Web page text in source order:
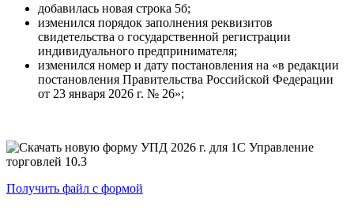
добавилась новая строка 5б;
изменился порядок заполнения реквизитов
свидетельства о государственной регистрации
индивидуального предпринимателя;
изменился номер и дату постановления на «в редакции
постановления Правительства Российской Федерации
от 23 января 2026 г. № 26»;
Получить файл с формой